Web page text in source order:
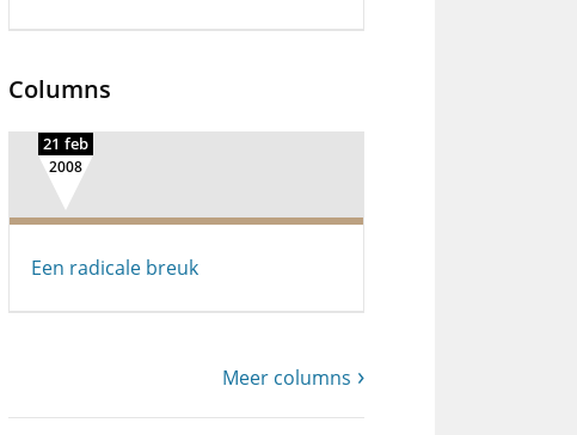
Columns
21 feb
2008
Een radicale breuk
Meer columns